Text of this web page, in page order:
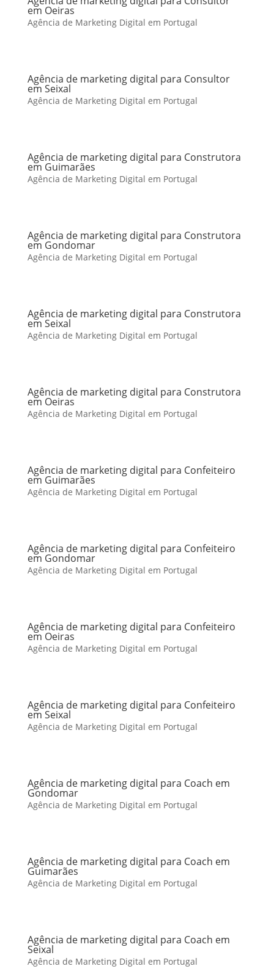
em Oeiras
Agência de Marketing Digital em Portugal
Agência de marketing digital para Consultor
em Seixal
Agência de Marketing Digital em Portugal
Agência de marketing digital para Construtora
em Guimarães
Agência de Marketing Digital em Portugal
Agência de marketing digital para Construtora
em Gondomar
Agência de Marketing Digital em Portugal
Agência de marketing digital para Construtora
em Seixal
Agência de Marketing Digital em Portugal
Agência de marketing digital para Construtora
em Oeiras
Agência de Marketing Digital em Portugal
Agência de marketing digital para Confeiteiro
em Guimarães
Agência de Marketing Digital em Portugal
Agência de marketing digital para Confeiteiro
em Gondomar
Agência de Marketing Digital em Portugal
Agência de marketing digital para Confeiteiro
em Oeiras
Agência de Marketing Digital em Portugal
Agência de marketing digital para Confeiteiro
em Seixal
Agência de Marketing Digital em Portugal
Agência de marketing digital para Coach em
Gondomar
Agência de Marketing Digital em Portugal
Agência de marketing digital para Coach em
Guimarães
Agência de Marketing Digital em Portugal
Agência de marketing digital para Coach em
Seixal
Agência de Marketing Digital em Portugal